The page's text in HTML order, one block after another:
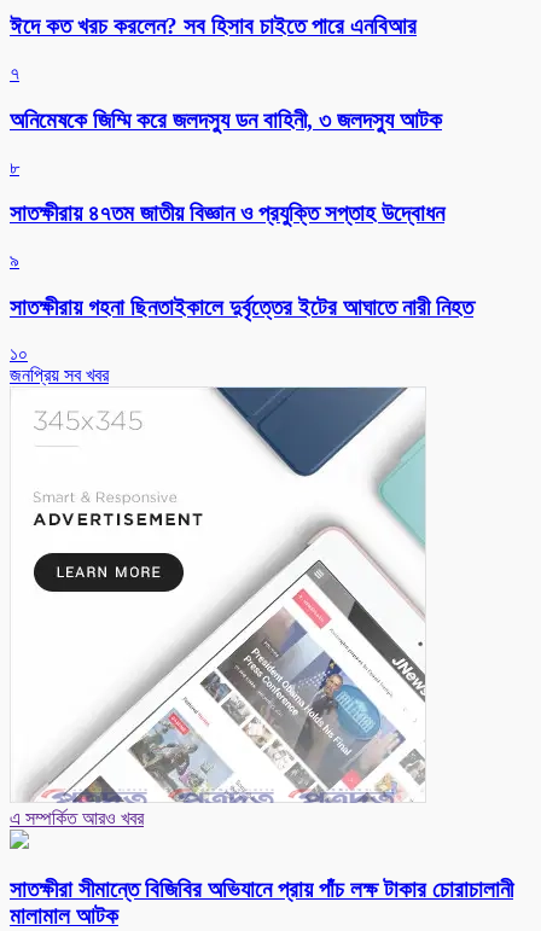
ঈদে কত খরচ করলেন? সব হিসাব চাইতে পারে এনবিআর
৭
অনিমেষকে জিম্মি করে জলদস্যু ডন বাহিনী, ৩ জলদস্যু আটক
৮
সাতক্ষীরায় ৪৭তম জাতীয় বিজ্ঞান ও প্রযুক্তি সপ্তাহ উদ্বোধন
৯
সাতক্ষীরায় গহনা ছিনতাইকালে দুর্বৃত্তের ইটের আঘাতে নারী নিহত
১০
জনপ্রিয় সব খবর
এ সম্পর্কিত আরও খবর
সাতক্ষীরা সীমান্তে বিজিবির অভিযানে প্রায় পাঁচ লক্ষ টাকার চোরাচালানী
মালামাল আটক